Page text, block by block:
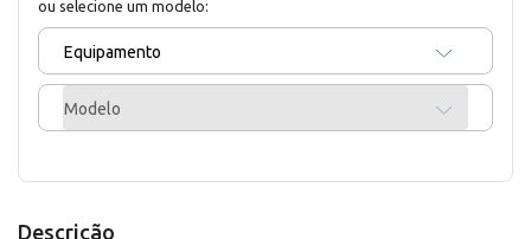
ou selecione um modelo:
Equipamento
Modelo
Descrição